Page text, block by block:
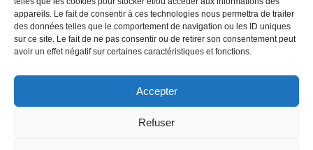
appareils. Le fait de consentir à ces technologies nous permettra de traiter
des données telles que le comportement de navigation ou les ID uniques
sur ce site. Le fait de ne pas consentir ou de retirer son consentement peut
avoir un effet négatif sur certaines caractéristiques et fonctions.
Accepter
Refuser
Les relations entre le copropriétaire-bailleur et son
locataire sont quelque peu complexes. En effet, le
preneur est un tiers à la copropriété. Pourtant, il est en
relation avec le syndicat...